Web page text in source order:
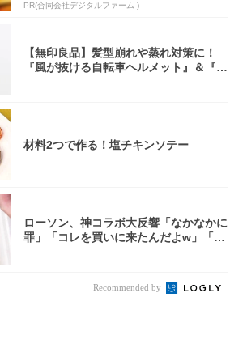
PR(合同会社デジタルファーム )
【無印良品】髪型崩れや蒸れ対策に！
『風が抜ける自転車ヘルメット』＆『2
材料2つで作る！塩チキンソテー
ローソン、神コラボ大反響「なかなかに
罪」「コレを買いに来たんだよw」「３
Recommended by